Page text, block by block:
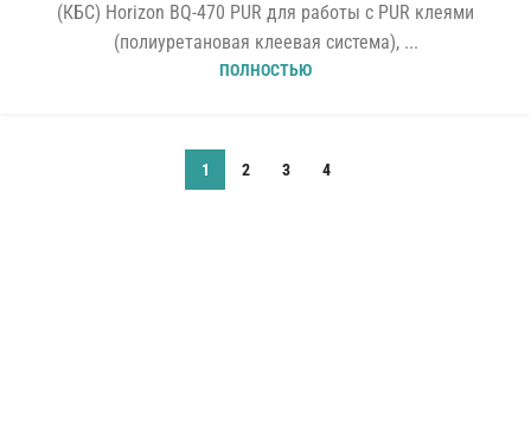
(КБС) Horizon BQ-470 PUR для работы с PUR клеями
(полиуретановая клеевая система), ...
ПОЛНОСТЬЮ
1 2 3 4